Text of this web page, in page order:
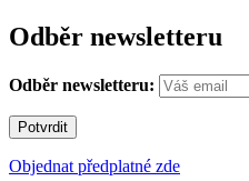
Odběr newsletteru
Odběr newsletteru:
Objednat předplatné zde